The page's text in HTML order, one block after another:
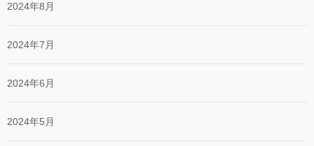
2024年8月
2024年7月
2024年6月
2024年5月